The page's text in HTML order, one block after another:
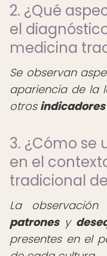
2. ¿Qué
el
medicina
Se observan
apariencia de la
otros indicadores
3. ¿Cómo se
en el
tradicional
La
patronesy
presentes en el